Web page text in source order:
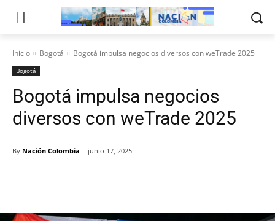
Inicio Bogotá Bogotá impulsa negocios diversos con weTrade 2025
Bogotá
Bogotá impulsa negocios
diversos con weTrade 2025
By Nación Colombia junio 17, 2025